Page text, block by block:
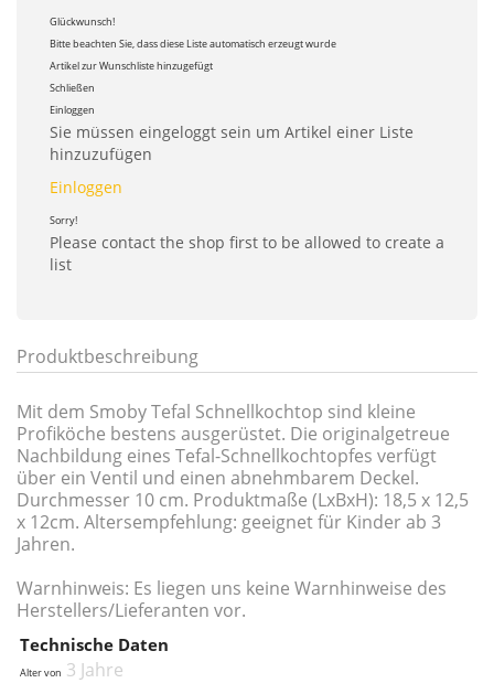
Glückwunsch!
Bitte beachten Sie, dass diese Liste automatisch erzeugt wurde
Artikel zur Wunschliste hinzugefügt
Schließen
Einloggen
Sie müssen eingeloggt sein um Artikel einer Liste
hinzuzufügen
Einloggen
Sorry!
Please contact the shop first to be allowed to create a
list
Produktbeschreibung
Mit dem Smoby Tefal Schnellkochtop sind kleine
Profiköche bestens ausgerüstet. Die originalgetreue
Nachbildung eines Tefal-Schnellkochtopfes verfügt
über ein Ventil und einen abnehmbarem Deckel.
Durchmesser 10 cm. Produktmaße (LxBxH): 18,5 x 12,5
x 12cm. Altersempfehlung: geeignet für Kinder ab 3
Jahren.
Warnhinweis: Es liegen uns keine Warnhinweise des
Herstellers/Lieferanten vor.
Technische Daten
Alter von 3 Jahre